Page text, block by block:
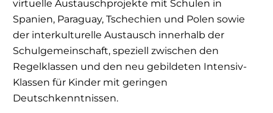
virtuelle Austauschprojekte mit Schulen in
Spanien, Paraguay, Tschechien und Polen sowie
der interkulturelle Austausch innerhalb der
Schulgemeinschaft, speziell zwischen den
Regelklassen und den neu gebildeten Intensiv-
Klassen für Kinder mit geringen
Deutschkenntnissen.